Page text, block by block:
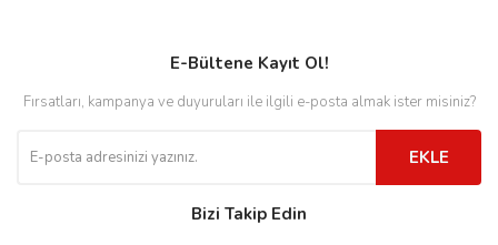
E-Bültene Kayıt Ol!
Fırsatları, kampanya ve duyuruları ile ilgili e-posta almak ister misiniz?
EKLE
Bizi Takip Edin